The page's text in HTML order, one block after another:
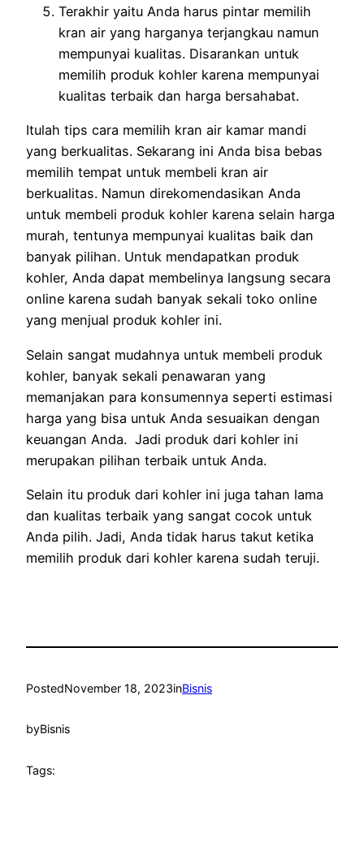
Terakhir yaitu Anda harus pintar memilih
kran air yang harganya terjangkau namun
mempunyai kualitas. Disarankan untuk
memilih produk kohler karena mempunyai
kualitas terbaik dan harga bersahabat.
Itulah tips cara memilih kran air kamar mandi
yang berkualitas. Sekarang ini Anda bisa bebas
memilih tempat untuk membeli kran air
berkualitas. Namun direkomendasikan Anda
untuk membeli produk kohler karena selain harga
murah, tentunya mempunyai kualitas baik dan
banyak pilihan. Untuk mendapatkan produk
kohler, Anda dapat membelinya langsung secara
online karena sudah banyak sekali toko online
yang menjual produk kohler ini.
Selain sangat mudahnya untuk membeli produk
kohler, banyak sekali penawaran yang
memanjakan para konsumennya seperti estimasi
harga yang bisa untuk Anda sesuaikan dengan
keuangan Anda. Jadi produk dari kohler ini
merupakan pilihan terbaik untuk Anda.
Selain itu produk dari kohler ini juga tahan lama
dan kualitas terbaik yang sangat cocok untuk
Anda pilih. Jadi, Anda tidak harus takut ketika
memilih produk dari kohler karena sudah teruji.
PostedNovember 18, 2023inBisnis
byBisnis
Tags: